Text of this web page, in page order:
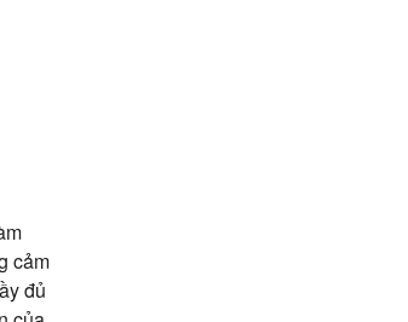
cảm
đủ